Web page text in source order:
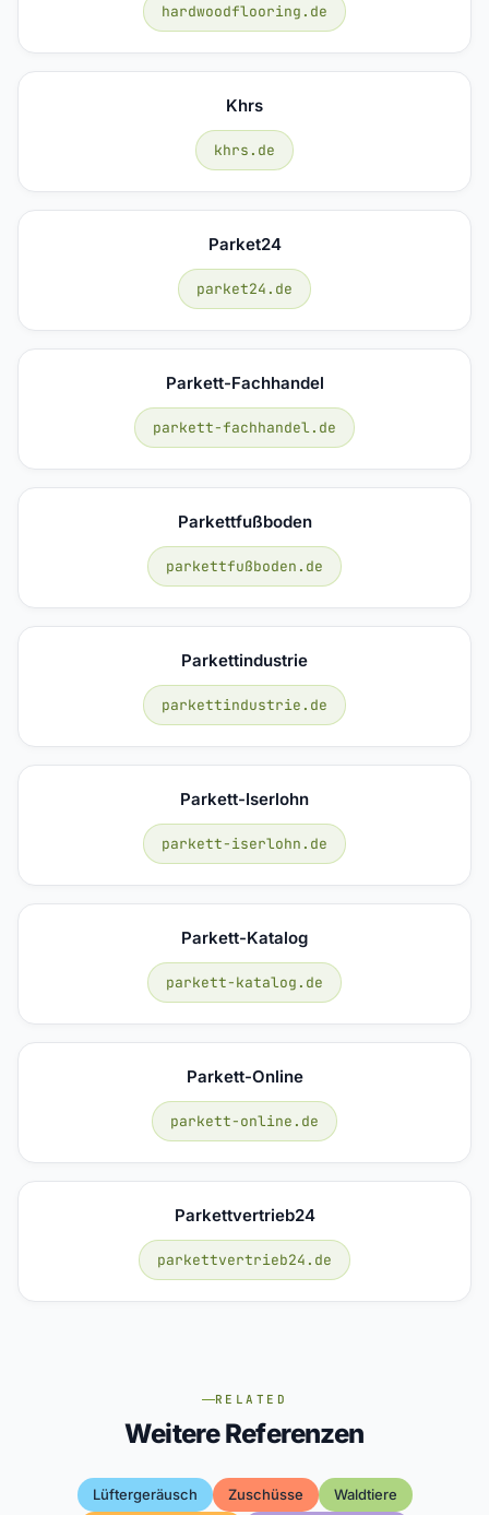
hardwoodflooring.de
Khrs
khrs.de
Parket24
parket24.de
Parkett-Fachhandel
parkett-fachhandel.de
Parkettfußboden
parkettfußboden.de
Parkettindustrie
parkettindustrie.de
Parkett-Iserlohn
parkett-iserlohn.de
Parkett-Katalog
parkett-katalog.de
Parkett-Online
parkett-online.de
Parkettvertrieb24
parkettvertrieb24.de
RELATED
Weitere Referenzen
Lüftergeräusch Zuschüsse Waldtiere